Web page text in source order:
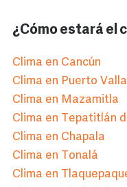
¿Cómo estará el
Clima en Cancún
Clima en Puerto
Clima en Mazamitla
Clima en Tepatitlán
Clima en Chapala
Clima en Tonalá
Clima en